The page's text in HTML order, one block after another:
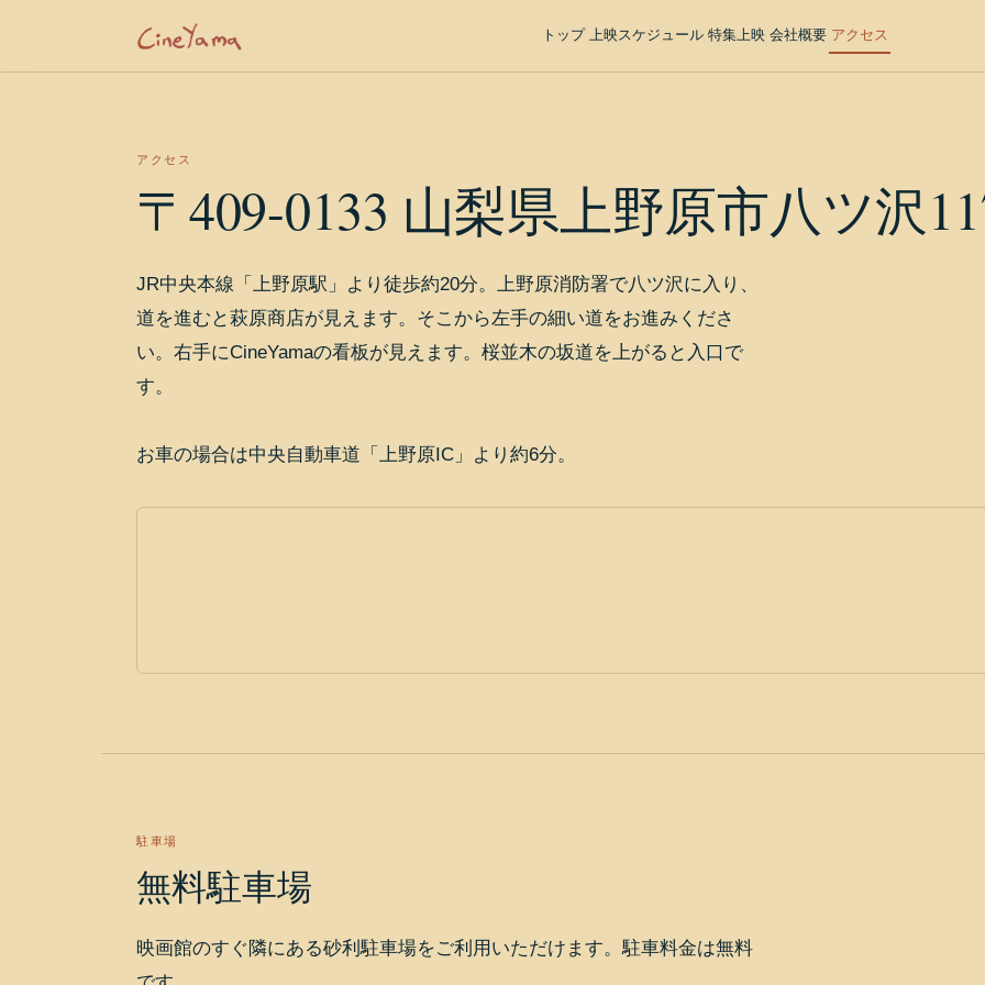
トップ 上映スケジュール 特集上映 会社概要 アクセス
アクセス
〒409-0133 山梨県上野原市八ツ沢
JR中央本線「上野原駅」より徒歩約20分。上野原消防署で八ツ沢に入り、
道を進むと萩原商店が見えます。そこから左手の細い道をお進みくださ
い。右手にCineYamaの看板が見えます。桜並木の坂道を上がると入口で
す。
お車の場合は中央自動車道「上野原IC」より約6分。
駐車場
無料駐車場
映画館のすぐ隣にある砂利駐車場をご利用いただけます。駐車料金は無料